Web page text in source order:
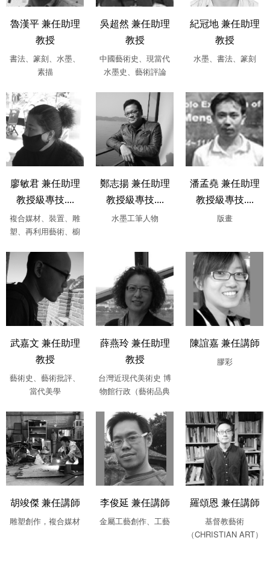
魯漢平 兼任助理
教授
書法、篆刻、水墨、
素描
吳超然 兼任助理
教授
中國藝術史、現當代
水墨史、藝術評論
紀冠地 兼任助理
教授
水墨、書法、篆刻
廖敏君 兼任助理
教授級專技....
複合媒材、裝置、雕
塑、再利用藝術、櫥
展場規劃
鄭志揚 兼任助理
教授級專技....
水墨工筆人物
潘孟堯 兼任助理
教授級專技....
版畫
武嘉文 兼任助理
教授
藝術史、藝術批評、
當代美學
薛燕玲 兼任助理
教授
台灣近現代美術史 博
物館行政（藝術品典
陳誼嘉 兼任講師
膠彩
胡竣傑 兼任講師
雕塑創作，複合媒材
李俊延 兼任講師
金屬工藝創作、工藝
羅頌恩 兼任講師
基督教藝術
（CHRISTIAN ART）